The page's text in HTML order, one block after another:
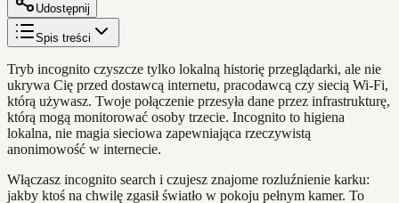
Udostępnij
Spis treści
Tryb incognito czyszcze tylko lokalną historię przeglądarki, ale nie
ukrywa Cię przed dostawcą internetu, pracodawcą czy siecią Wi-Fi,
którą używasz. Twoje połączenie przesyła dane przez infrastrukturę,
którą mogą monitorować osoby trzecie. Incognito to higiena
lokalna, nie magia sieciowa zapewniająca rzeczywistą
anonimowość w internecie.
Włączasz incognito search i czujesz znajome rozluźnienie karku:
jakby ktoś na chwilę zgasił światło w pokoju pełnym kamer. To